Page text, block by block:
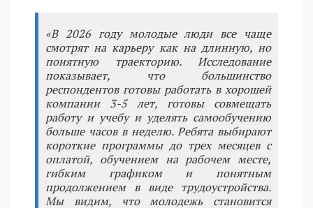
«В 2026 году молодые люди все чаще
смотрят на карьеру как на длинную, но
понятную траекторию. Исследование
показывает, что большинство
респондентов готовы работать в хорошей
компании 3-5 лет, готовы совмещать
работу и учебу и уделять самообучению
больше часов в неделю. Ребята выбирают
короткие программы до трех месяцев с
оплатой, обучением на рабочем месте,
гибким графиком и понятным
продолжением в виде трудоустройства.
Мы видим, что молодежь становится